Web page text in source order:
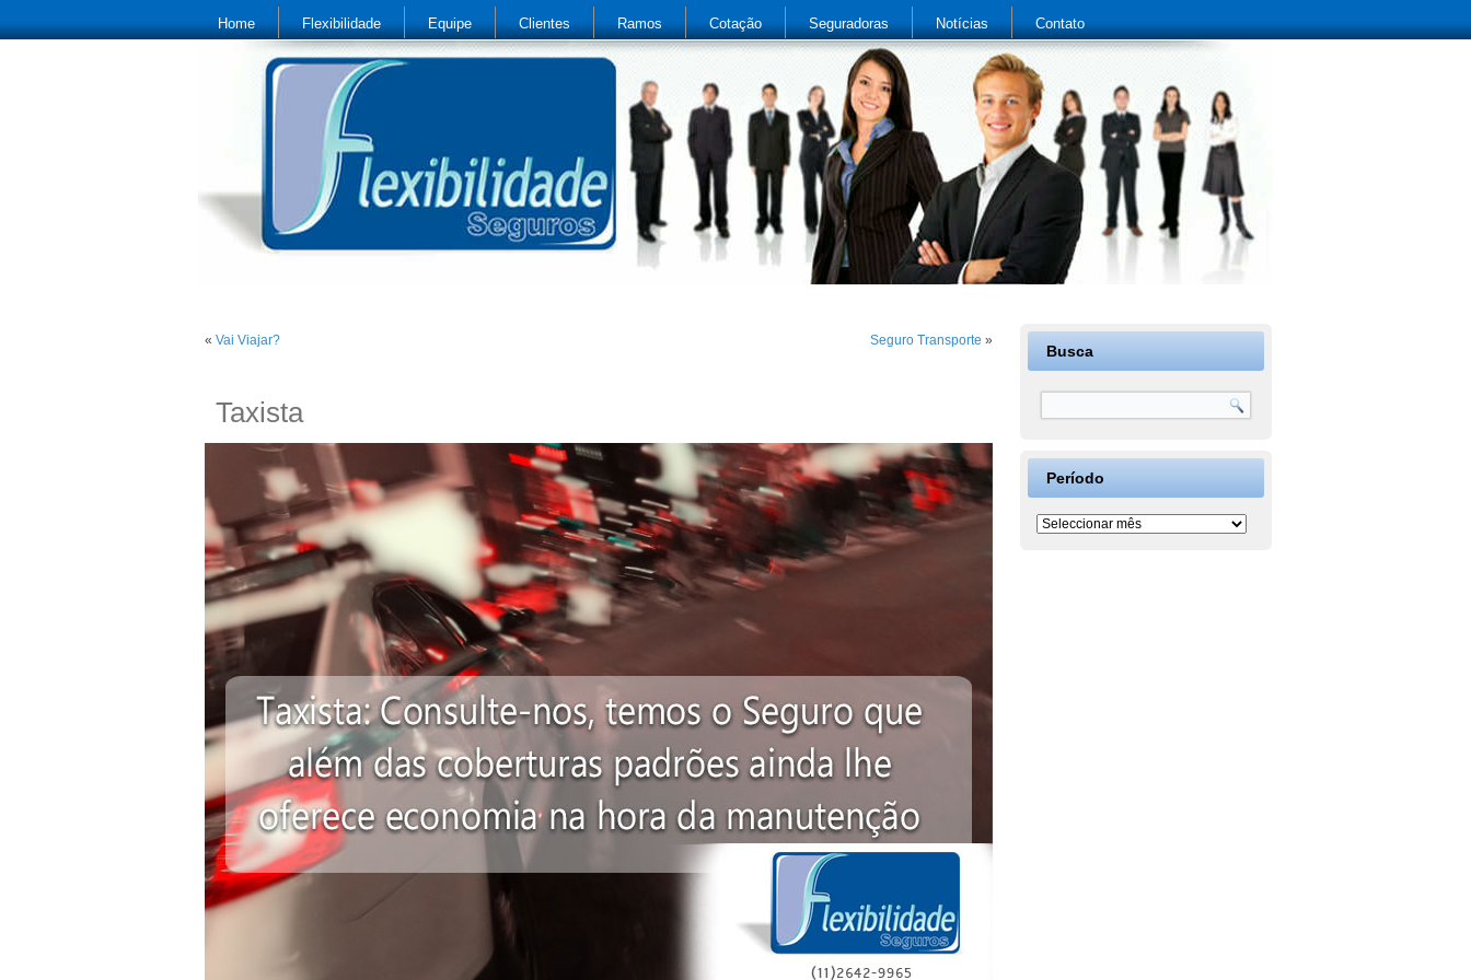
Home Flexibilidade Equipe Clientes Ramos Cotação Seguradoras Notícias Contato
« Vai Viajar? Seguro Transporte »
Taxista
Busca
Período
Período